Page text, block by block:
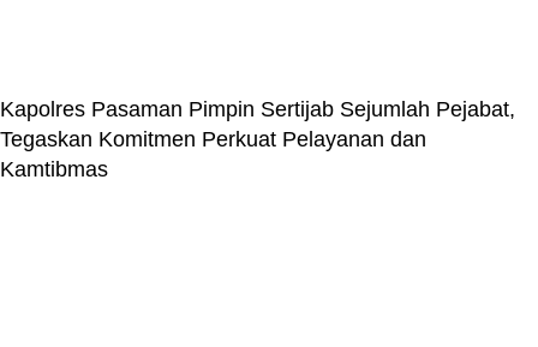
Kapolres Pasaman Pimpin Sertijab Sejumlah Pejabat,
Tegaskan Komitmen Perkuat Pelayanan dan
Kamtibmas